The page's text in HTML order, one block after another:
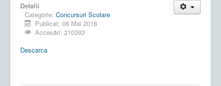
Detalii
Categorie: Concursuri Scolare
Publicat: 08 Mai 2018
Accesări: 210393
Descarca